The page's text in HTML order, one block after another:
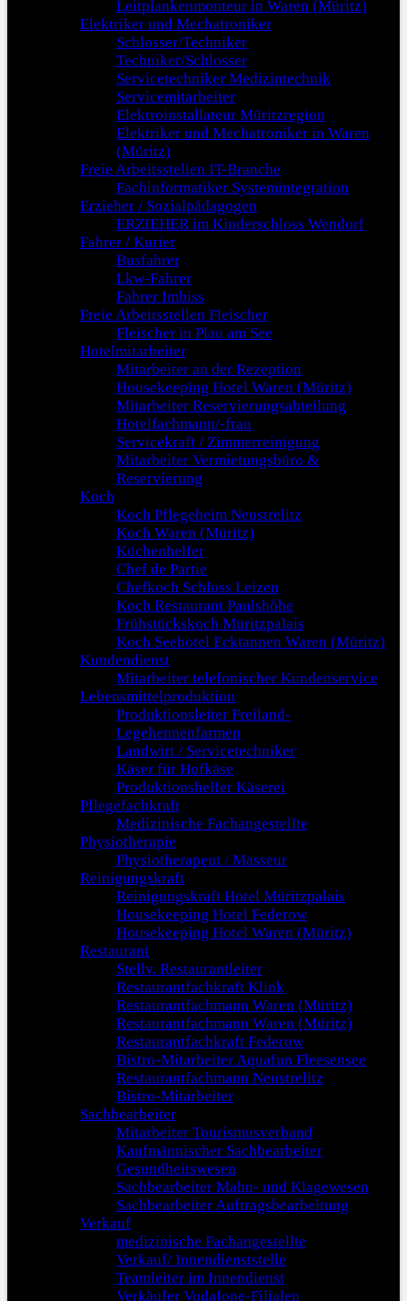
Leitplankenmonteur in Waren (Müritz)
Elektriker und Mechatroniker
Schlosser/Techniker
Techniker/Schlosser
Servicetechniker Medizintechnik
Servicemitarbeiter
Elektroinstallateur Müritzregion
Elektriker und Mechatroniker in Waren
(Müritz)
Freie Arbeitsstellen IT-Branche
Fachinformatiker Systemintegration
Erzieher / Sozialpädagogen
ERZIEHER im Kinderschloss Wendorf
Fahrer / Kurier
Busfahrer
Lkw-Fahrer
Fahrer Imbiss
Freie Arbeitsstellen Fleischer
Fleischer in Plau am See
Hotelmitarbeiter
Mitarbeiter an der Rezeption
Housekeeping Hotel Waren (Müritz)
Mitarbeiter Reservierungsabteilung
Hotelfachmann/-frau
Servicekraft / Zimmerreinigung
Mitarbeiter Vermietungsbüro &
Reservierung
Koch
Koch Pflegeheim Neustrelitz
Koch Waren (Müritz)
Küchenhelfer
Chef de Partie
Chefkoch Schloss Leizen
Koch Restaurant Paulshöhe
Frühstückskoch Müritzpalais
Koch Seehotel Ecktannen Waren (Müritz)
Kundendienst
Mitarbeiter telefonischer Kundenservice
Lebensmittelproduktion
Produktionsleiter Freiland-
Legehennenfarmen
Landwirt / Servicetechniker
Käser für Hofkäse
Produktionshelfer Käserei
Pflegefachkraft
Medizinische Fachangestellte
Physiotherapie
Physiotherapeut / Masseur
Reinigungskraft
Reinigungskraft Hotel Müritzpalais
Housekeeping Hotel Federow
Housekeeping Hotel Waren (Müritz)
Restaurant
Stellv. Restaurantleiter
Restaurantfachkraft Klink
Restaurantfachmann Waren (Müritz)
Restaurantfachmann Waren (Müritz)
Restaurantfachkraft Federow
Bistro-Mitarbeiter Aquafun Fleesensee
Restaurantfachmann Neustrelitz
Bistro-Mitarbeiter
Sachbearbeiter
Mitarbeiter Tourismusverband
Kaufmännischer Sachbearbeiter
Gesundheitswesen
Sachbearbeiter Mahn- und Klagewesen
Sachbearbeiter Auftragsbearbeitung
Verkauf
medizinische Fachangestellte
Verkauf/ Innendienststelle
Teamleiter im Innendienst
Verkäufer Vodafone-Filialen